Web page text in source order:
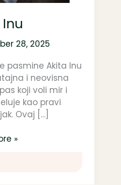
28, 2025
pasmine Akita Inu
i neovisna
koji voli mir i
kao pravi
Ovaj […]
»